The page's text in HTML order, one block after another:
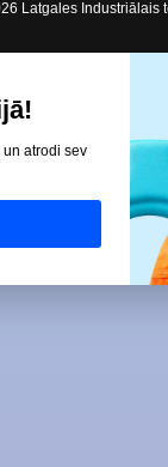
Latgales Industriālais
atrodi sev